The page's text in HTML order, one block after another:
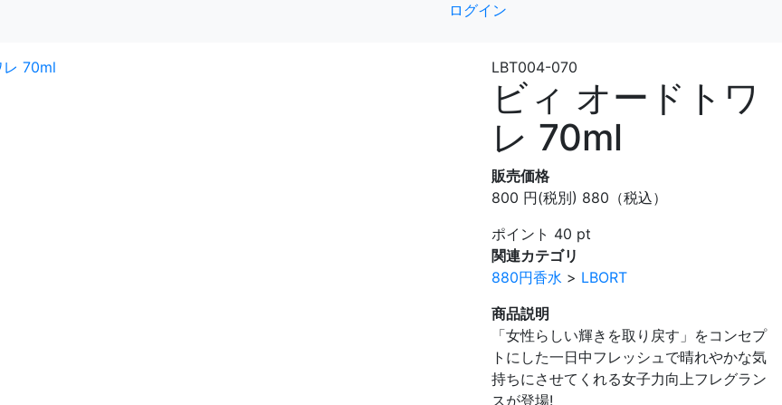
ログイン
LBT004-070
ビィ オードトワ
レ 70ml
販売価格
800 円(税別) 880（税込）
ポイント 40 pt
関連カテゴリ
880円香水 > LBORT
商品説明
「女性らしい輝きを取り戻す」をコンセプ
トにした一日中フレッシュで晴れやかな気
持ちにさせてくれる女子力向上フレグラン
スが登場!